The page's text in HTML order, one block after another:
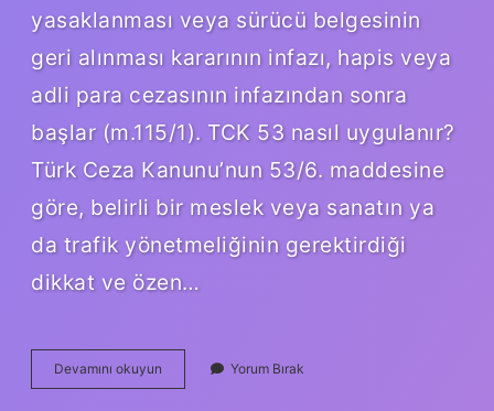
yasaklanması veya sürücü belgesinin
geri alınması kararının infazı, hapis veya
adli para cezasının infazından sonra
başlar (m.115/1). TCK 53 nasıl uygulanır?
Türk Ceza Kanunu’nun 53/6. maddesine
göre, belirli bir meslek veya sanatın ya
da trafik yönetmeliğinin gerektirdiği
dikkat ve özen…
Devamını okuyun
53
Yorum Bırak